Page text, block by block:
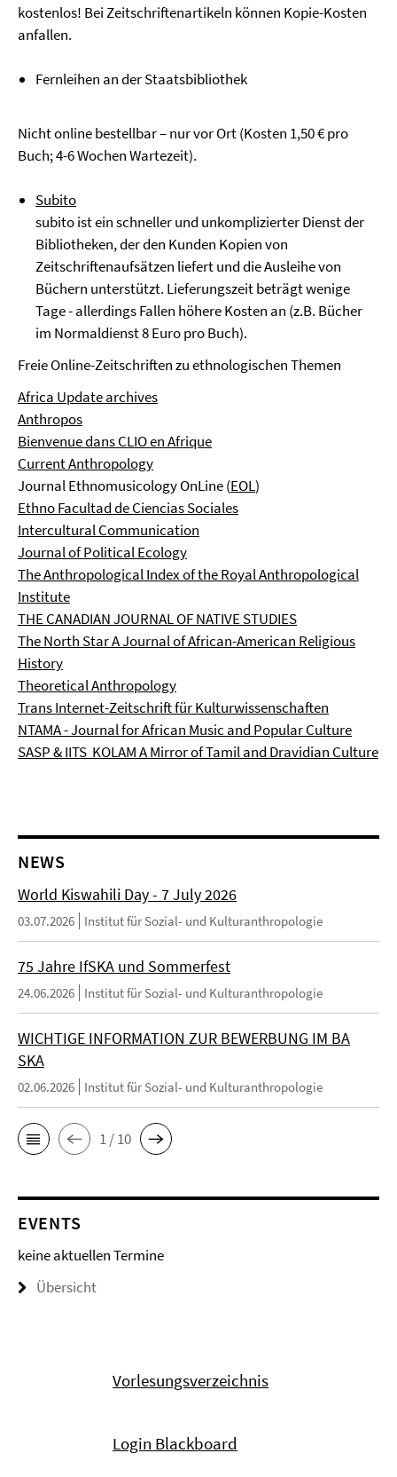
kostenlos! Bei Zeitschriftenartikeln können Kopie-Kosten
anfallen.
Fernleihen an der Staatsbibliothek
Nicht online bestellbar – nur vor Ort (Kosten 1,50 € pro
Buch; 4-6 Wochen Wartezeit).
Subito
subito ist ein schneller und unkomplizierter Dienst der
Bibliotheken, der den Kunden Kopien von
Zeitschriftenaufsätzen liefert und die Ausleihe von
Büchern unterstützt. Lieferungszeit beträgt wenige
Tage - allerdings Fallen höhere Kosten an (z.B. Bücher
im Normaldienst 8 Euro pro Buch).
Freie Online-Zeitschriften zu ethnologischen Themen
Africa Update archives
Anthropos
Bienvenue dans CLIO en Afrique
Current Anthropology
Journal Ethnomusicology OnLine (EOL)
Ethno Facultad de Ciencias Sociales
Intercultural Communication
Journal of Political Ecology
The Anthropological Index of the Royal Anthropological
Institute
THE CANADIAN JOURNAL OF NATIVE STUDIES
The North Star A Journal of African-American Religious
History
Theoretical Anthropology
Trans Internet-Zeitschrift für Kulturwissenschaften
NTAMA - Journal for African Music and Popular Culture
SASP & IITS KOLAM A Mirror of Tamil and Dravidian Culture
NEWS
World Kiswahili Day - 7 July 2026
03.07.2026 Institut für Sozial- und Kulturanthropologie
75 Jahre IfSKA und Sommerfest
24.06.2026 Institut für Sozial- und Kulturanthropologie
WICHTIGE INFORMATION ZUR BEWERBUNG IM BA
SKA
02.06.2026 Institut für Sozial- und Kulturanthropologie
1 / 10
EVENTS
keine aktuellen Termine
Übersicht
Vorlesungsverzeichnis
Login Blackboard